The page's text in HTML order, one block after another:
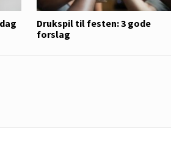
Drukspil til festen: 3 gode
forslag